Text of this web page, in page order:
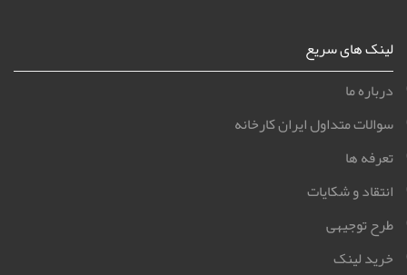
لینک های سریع
درباره ما
سوالات متداول ایران کارخانه
تعرفه ها
انتقاد و شکایات
طرح توجیهی
خرید لینک